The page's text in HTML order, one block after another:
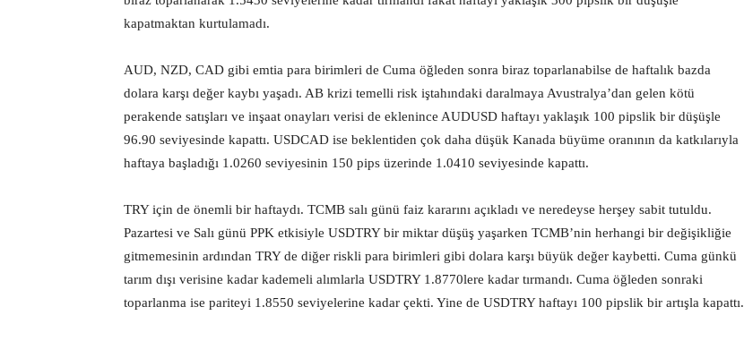
kapatmaktan kurtulamadı.
AUD, NZD, CAD gibi emtia para birimleri de Cuma öğleden sonra biraz toparlanabilse de haftalık bazda
dolara karşı değer kaybı yaşadı. AB krizi temelli risk iştahındaki daralmaya Avustralya’dan gelen kötü
perakende satışları ve inşaat onayları verisi de eklenince AUDUSD haftayı yaklaşık 100 pipslik bir düşüşle
96.90 seviyesinde kapattı. USDCAD ise beklentiden çok daha düşük Kanada büyüme oranının da katkılarıyla
haftaya başladığı 1.0260 seviyesinin 150 pips üzerinde 1.0410 seviyesinde kapattı.
TRY için de önemli bir haftaydı. TCMB salı günü faiz kararını açıkladı ve neredeyse herşey sabit tutuldu.
Pazartesi ve Salı günü PPK etkisiyle USDTRY bir miktar düşüş yaşarken TCMB’nin herhangi bir değişikliğie
gitmemesinin ardından TRY de diğer riskli para birimleri gibi dolara karşı büyük değer kaybetti. Cuma günkü
tarım dışı verisine kadar kademeli alımlarla USDTRY 1.8770lere kadar tırmandı. Cuma öğleden sonraki
toparlanma ise pariteyi 1.8550 seviyelerine kadar çekti. Yine de USDTRY haftayı 100 pipslik bir artışla kapattı.